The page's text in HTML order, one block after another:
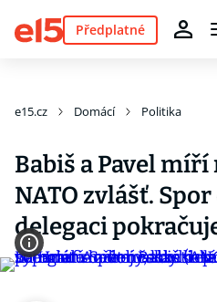
Předplatné
e15.cz Domácí Politika
Babiš a Pavel
NATO zvlášť.
delegaci